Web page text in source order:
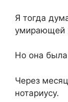
Я тогда
умирающей
Но она
Через
нотариусу.